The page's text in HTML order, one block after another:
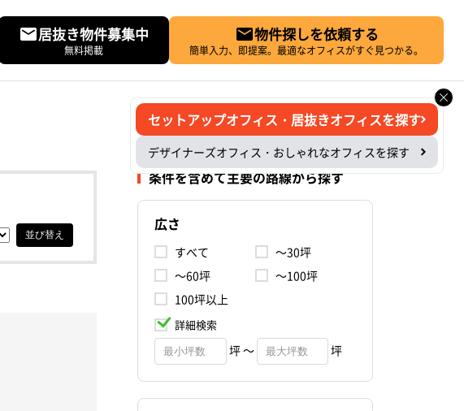
居抜き物件募集中
無料掲載
物件探しを依頼する
簡単入力、即提案。最適なオフィスがすぐ見つかる。
セットアップオフィス・居抜きオフィスを探す
デザイナーズオフィス・おしゃれなオフィスを探す
並び替え
条件を含めて主要の路線から探す
広さ
すべて
～30坪
～60坪
～100坪
100坪以上
詳細検索
坪 ～ 坪